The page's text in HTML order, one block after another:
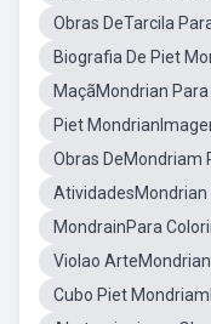
Obras DeTarcila
Biografia De Piet
MaçãMondrian
Piet
Obras DeMondriam
AtividadesMondrian
MondrainPara
Violao
Cubo Piet